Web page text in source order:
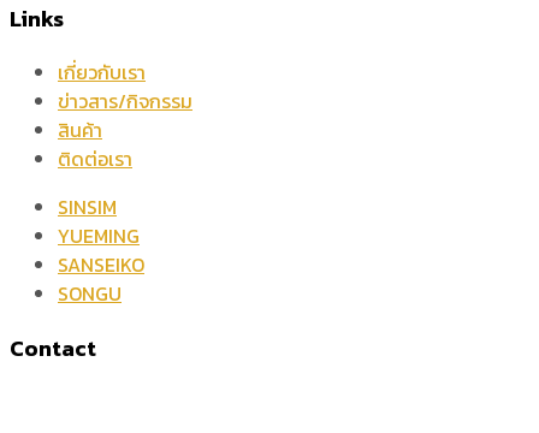
Links
เกี่ยวกับเรา
ข่าวสาร/กิจกรรม
สินค้า
ติดต่อเรา
SINSIM
YUEMING
SANSEIKO
SONGU
Contact